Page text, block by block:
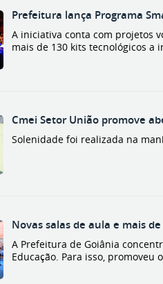
Prefeitura lança Programa
A iniciativa conta com projetos
mais de 130 kits tecnológicos a
Cmei Setor União promove
Solenidade foi realizada na
Novas salas de aula e mais
A Prefeitura de Goiânia
Educação. Para isso, promoveu